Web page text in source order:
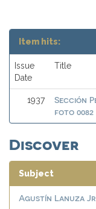
Item hits:
Issue
Date
Title
1937
Sección
foto 0082
Discover
Subject
Agustín Lanuza